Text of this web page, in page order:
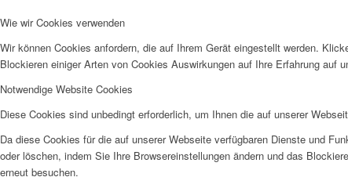
Wie wir Cookies verwenden
Wir können Cookies anfordern, die auf Ihrem Gerät eingestellt werden.
Blockieren einiger Arten von Cookies Auswirkungen auf Ihre Erfahrung auf
Notwendige Website Cookies
Diese Cookies sind unbedingt erforderlich, um Ihnen die auf unserer
Da diese Cookies für die auf unserer Webseite verfügbaren Dienste und
oder löschen, indem Sie Ihre Browsereinstellungen ändern und das
erneut besuchen.